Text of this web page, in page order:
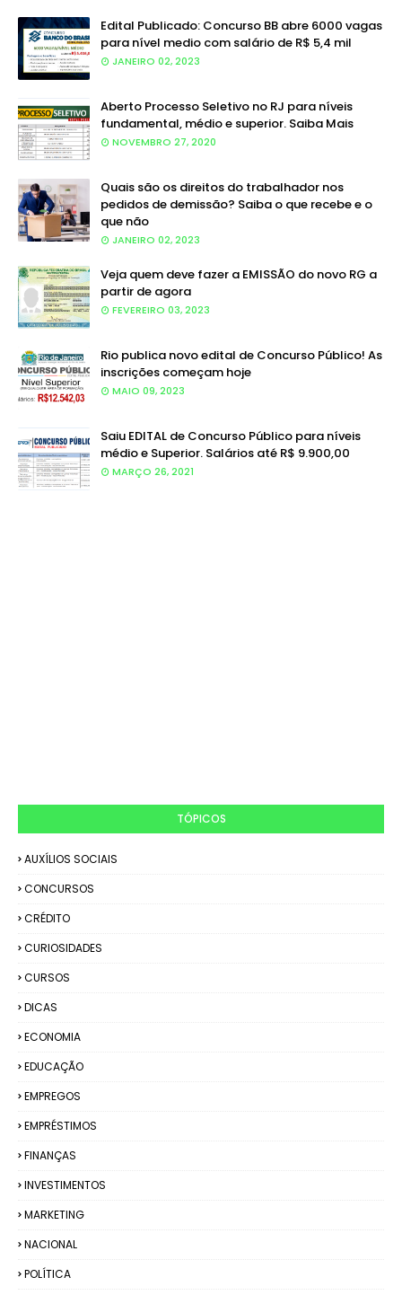
Edital Publicado: Concurso BB abre 6000 vagas
para nível medio com salário de R$ 5,4 mil
JANEIRO 02, 2023
Aberto Processo Seletivo no RJ para níveis
fundamental, médio e superior. Saiba Mais
NOVEMBRO 27, 2020
Quais são os direitos do trabalhador nos
pedidos de demissão? Saiba o que recebe e o
que não
JANEIRO 02, 2023
Veja quem deve fazer a EMISSÃO do novo RG a
partir de agora
FEVEREIRO 03, 2023
Rio publica novo edital de Concurso Público! As
inscrições começam hoje
MAIO 09, 2023
Saiu EDITAL de Concurso Público para níveis
médio e Superior. Salários até R$ 9.900,00
MARÇO 26, 2021
TÓPICOS
AUXÍLIOS SOCIAIS
CONCURSOS
CRÉDITO
CURIOSIDADES
CURSOS
DICAS
ECONOMIA
EDUCAÇÃO
EMPREGOS
EMPRÉSTIMOS
FINANÇAS
INVESTIMENTOS
MARKETING
NACIONAL
POLÍTICA